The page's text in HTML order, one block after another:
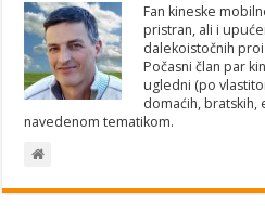
Fan kineske
pristran, ali i
dalekoistočnih
Počasni član par
ugledni (po
domaćih, bratskih,
navedenom tematikom.